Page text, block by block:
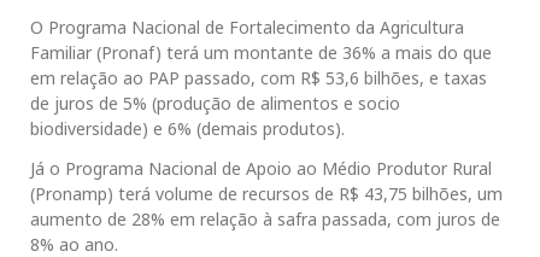
O Programa Nacional de Fortalecimento da Agricultura
Familiar (Pronaf) terá um montante de 36% a mais do que
em relação ao PAP passado, com R$ 53,6 bilhões, e taxas
de juros de 5% (produção de alimentos e socio
biodiversidade) e 6% (demais produtos).
Já o Programa Nacional de Apoio ao Médio Produtor Rural
(Pronamp) terá volume de recursos de R$ 43,75 bilhões, um
aumento de 28% em relação à safra passada, com juros de
8% ao ano.